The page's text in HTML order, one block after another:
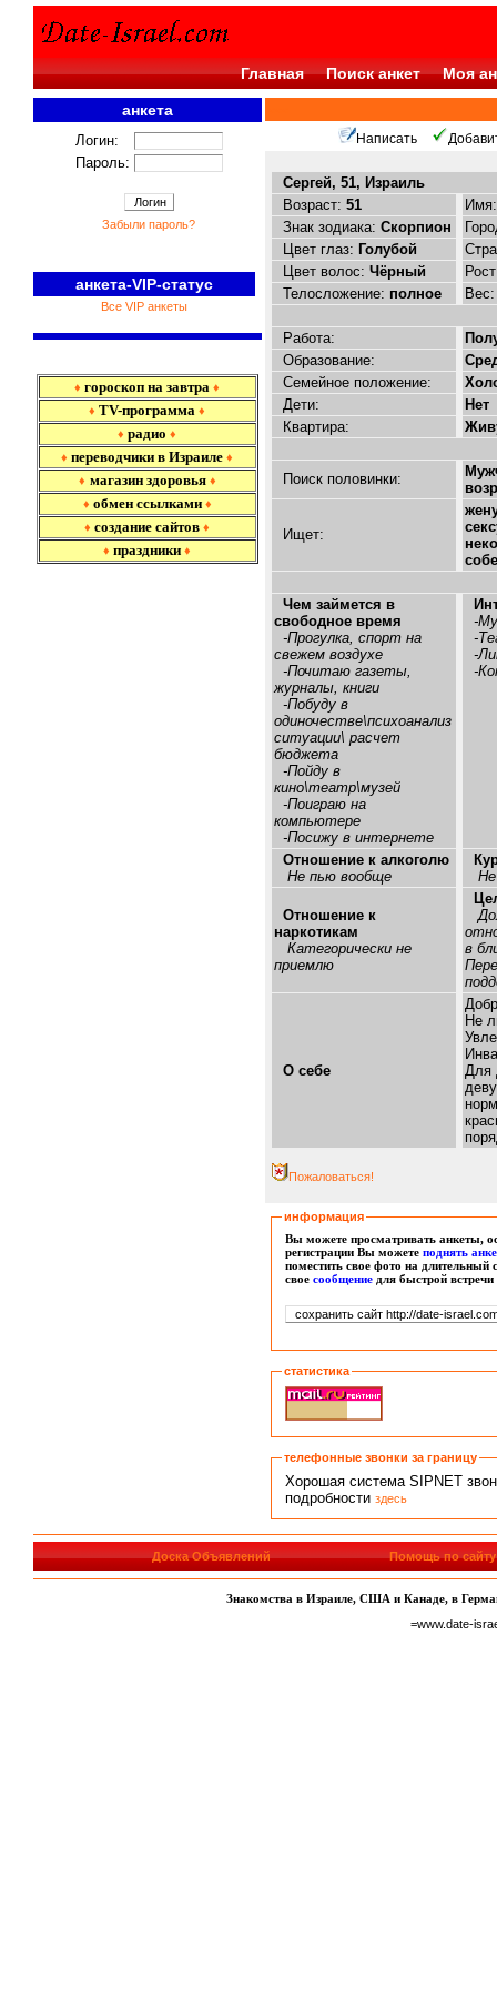
Главная Поиск анкет Моя
анкета
Логин:
Пароль:
Забыли пароль?
анкета-VIP-статус
Все VIP анкеты
♦ гороскоп на завтра ♦
♦ TV-программа ♦
♦ радио ♦
♦ переводчики в Израиле ♦
♦ магазин здоровья ♦
♦ обмен ссылками ♦
♦ создание сайтов ♦
♦ праздники ♦
Написать
Сергей, 51, Израиль
Возраст: 51
Знак зодиака: Скорпион
Цвет глаз: Голубой
Цвет волос: Чёрный
Телосложение: полное
Работа:
Образование:
Семейное положение:
Дети:
Нет
Квартира:
Поиск половинки:
Ищет:
Чем займется в
свободное время
-Прогулка, спорт на
свежем воздухе
-Почитаю газеты,
журналы, книги
-Побуду в
одиночестве\психоанализ
ситуации\ расчет
бюджета
-Пойду в
кино\театр\музей
-Поиграю на
компьютере
-Посижу в интернете
-
-
-
-
Отношение к алкоголю
Не пью вообще
Отношение к
наркотикам
Категорически не
приемлю
в
О себе
Не
Для
Пожаловаться!
информация
Вы можете просматривать анкеты,
регистрации Вы можетеподнять
поместить свое фото на длительный
своесообщение для быстрой
статистика
телефонные звонки за границу
Хорошая система SIPNET
подробностиздесь
Доска Объявлений Помощь по сайту
Знакомства в Израиле, США и Канаде, в
=www.date-